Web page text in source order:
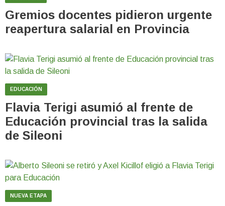
Gremios docentes pidieron urgente
reapertura salarial en Provincia
EDUCACIÓN
Flavia Terigi asumió al frente de
Educación provincial tras la salida
de Sileoni
NUEVA ETAPA